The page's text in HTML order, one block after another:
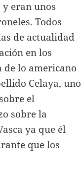
y eran unos
Todos
de actualidad
en los
de lo americano
Celaya, uno
el
sobre la
ya que él
que los